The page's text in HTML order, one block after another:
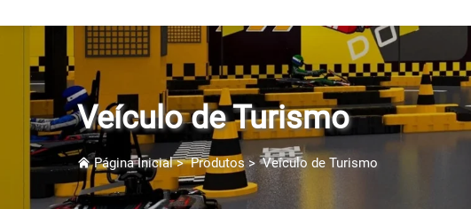
Veículo de Turismo
Página Inicial>Produtos>Veículo de Turismo